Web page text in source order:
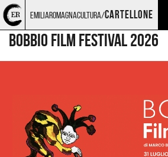
Torna
alla
home
page
Cerca
nel
sito
Salta
ai
contenuti
Salta
al
menu
principale
emiliaromagnacultura/cartellone
MONTAGNA MIA
BOBBIO FILM FESTIVAL 2026